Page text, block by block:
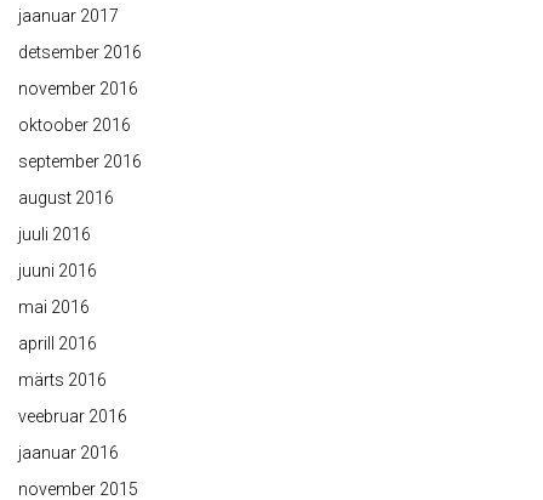
jaanuar 2017
detsember 2016
november 2016
oktoober 2016
september 2016
august 2016
juuli 2016
juuni 2016
mai 2016
aprill 2016
märts 2016
veebruar 2016
jaanuar 2016
november 2015